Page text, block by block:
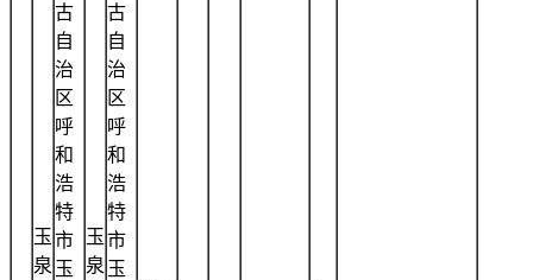
玉
泉
古
自
治
区
呼
和
浩
特
市
玉
玉
泉
古
自
治
区
呼
和
浩
特
市
玉